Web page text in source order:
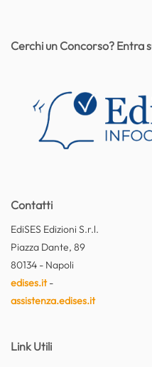
Contatti
EdiSES Edizioni S.r.l.
Piazza Dante, 89
80134 - Napoli
edises.it-
assistenza.edises.it
Link Utili
Cerchi un Concorso? Entra